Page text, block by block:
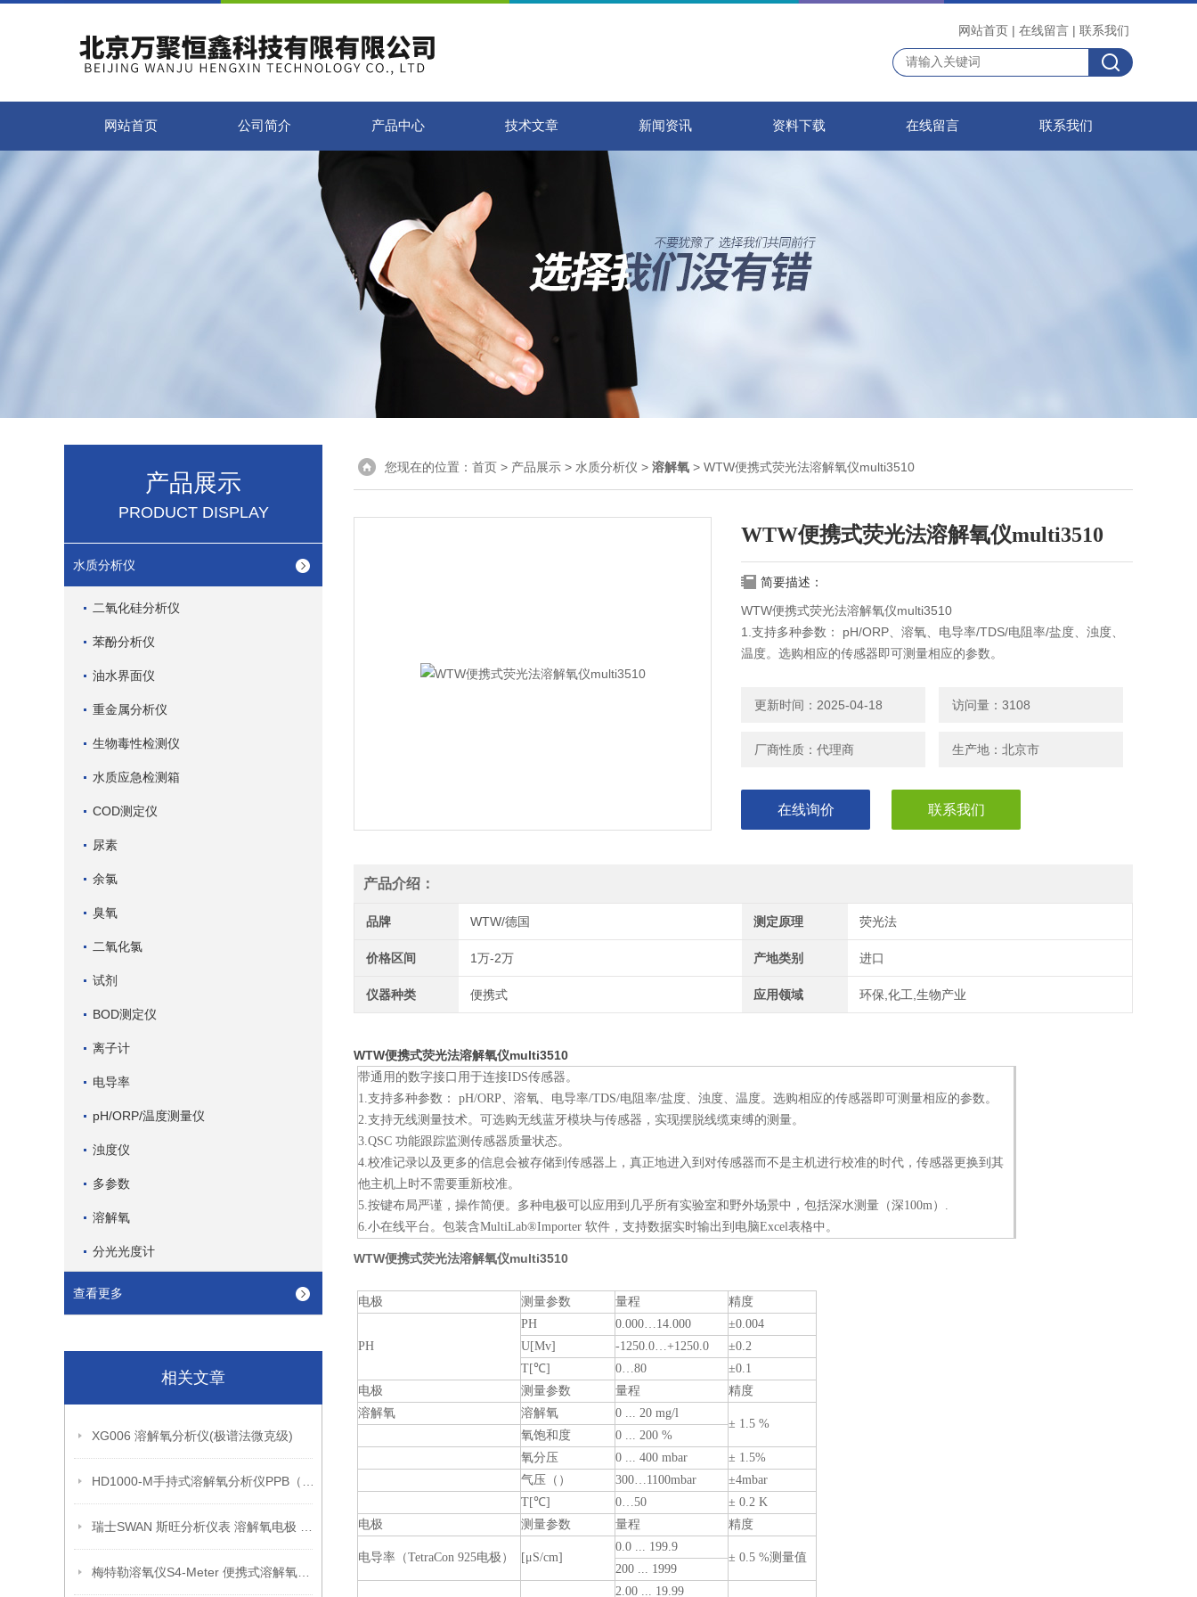
网站首页 | 在线留言 | 联系我们
网站首页 公司简介 产品中心 技术文章 新闻资讯 资料下载 在线留言 联系我们
产品展示
PRODUCT DISPLAY
水质分析仪
二氧化硅分析仪
苯酚分析仪
油水界面仪
重金属分析仪
生物毒性检测仪
水质应急检测箱
COD测定仪
尿素
余氯
臭氧
二氧化氯
试剂
BOD测定仪
离子计
电导率
pH/ORP/温度测量仪
浊度仪
多参数
溶解氧
分光光度计
查看更多
相关文章
XG006 溶解氧分析仪(极谱法微克级)
您现在的位置： 首页 > 产品展示 > 水质分析仪 > 溶解氧 > WTW便携式荧光法溶解氧仪multi3510
WTW便携式荧光法溶解氧仪multi3510
简要描述：
WTW便携式荧光法溶解氧仪multi3510
1.支持多种参数： pH/ORP、溶氧、电导率/TDS/电阻率/盐度、浊度、
温度。选购相应的传感器即可测量相应的参数。
缚的测量。
更新时间：2025-04-18 访问量：3108
厂商性质：代理商 生产地：北京市
在线询价 联系我们
产品介绍：
品牌 WTW/德国 测定原理 荧光法
价格区间 1万-2万 产地类别 进口
仪器种类 便携式 应用领域 环保,化工,生物产业
WTW便携式荧光法溶解氧仪multi3510
带通用的数字接口用于连接IDS传感器。
1.支持多种参数： pH/ORP、溶氧、电导率/TDS/电阻率/盐度、浊度、温度。选购相应的传感器即可测量相应的参数。
2.支持无线测量技术。可选购无线蓝牙模块与传感器，实现摆脱线缆束缚的测量。
3.QSC 功能跟踪监测传感器质量状态。
4.校准记录以及更多的信息会被存储到传感器上，真正地进入到对传感器而不是主机进行校准的时代，传感器更换到其
他主机上时不需要重新校准。
5.按键布局严谨，操作简便。多种电极可以应用到几乎所有实验室和野外场景中，包括深水测量（深100m）.
6.小在线平台。包装含MultiLab®Importer 软件，支持数据实时输出到电脑Excel表格中。
WTW便携式荧光法溶解氧仪multi3510
电极 测量参数 量程 精度
PH
PH 0.000…14.000
±0.004
U[Mv]
-1250.0…+1250.0
±0.2
T[℃]
0…80
±0.1
电极
测量参数 量程
精度
溶解氧
溶解氧
0 ... 20 mg/l
± 1.5 %
氧饱和度
0 ... 200 %
氧分压
0 ... 400 mbar
± 1.5%
气压（）
300…1100mbar
±4mbar
T[℃]
0…50
± 0.2 K
电极
测量参数 量程 精度
电导率（TetraCon 925电极） [μS/cm]
0.0 ... 199.9
± 0.5 %测量值
200 ... 1999
2.00 ... 19.99